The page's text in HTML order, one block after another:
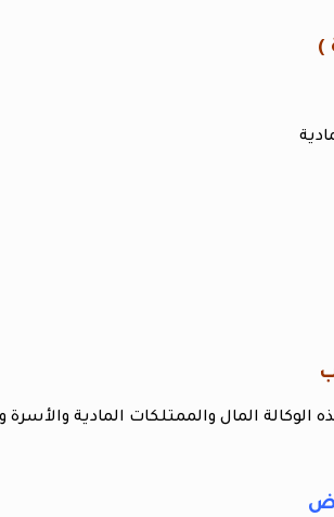
)
المال والممتلكات المادية والأسرة